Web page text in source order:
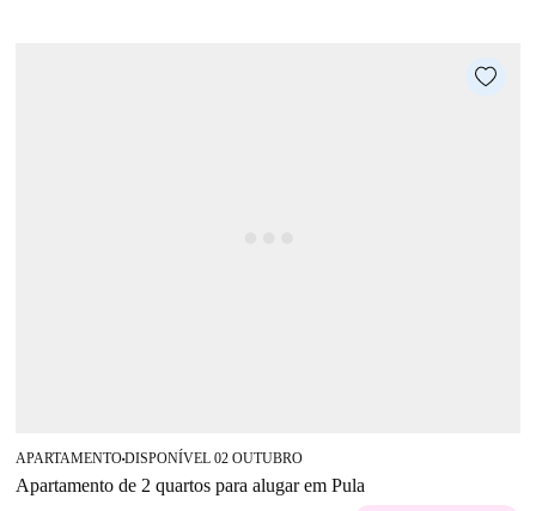
APARTAMENTO■DISPONÍVEL 02 OUTUBRO
Apartamento de 2 quartos para alugar em Pula